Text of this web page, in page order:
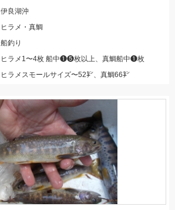
伊良湖沖
ヒラメ・真鯛
船釣り
ヒラメ1〜4枚 船中❶❺枚以上、真鯛船中❶枚
ヒラメスモールサイズ〜52㌢、真鯛66㌢